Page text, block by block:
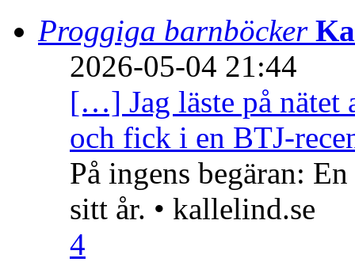
Proggiga barnböcker
2026-05-04 21:44
[…] Jag läste på nätet
och fick i en BTJ-
På ingens begäran:
sitt år. • kallelind.se
4